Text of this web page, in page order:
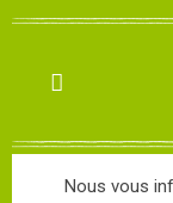
Nous vous